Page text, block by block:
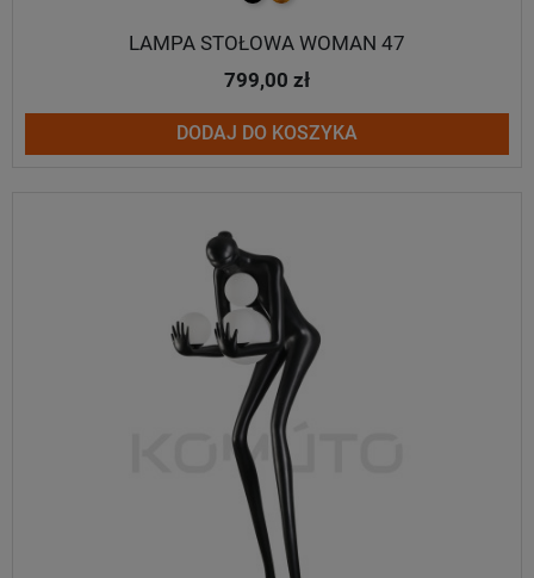
LAMPA STOŁOWA WOMAN 47
799,00 zł
DODAJ DO KOSZYKA